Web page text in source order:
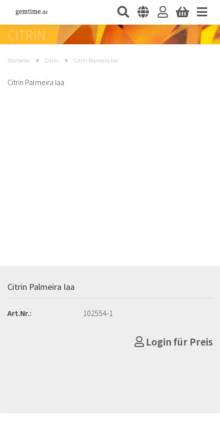
Startseite » Citrin » Citrin Palmeira Iaa
Citrin Palmeira Iaa
Citrin Palmeira Iaa
Art.Nr.: 102554-1
Login für Preis